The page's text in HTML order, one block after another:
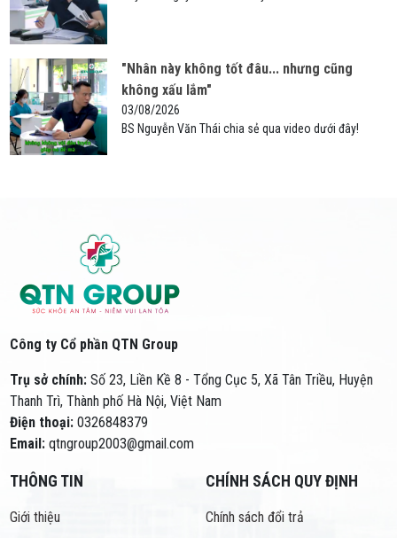
"Nhân này không tốt đâu... nhưng cũng
không xấu lắm"
03/08/2026
BS Nguyễn Văn Thái chia sẻ qua video dưới đây!
Công ty Cổ phần QTN Group
Trụ sở chính: Số 23, Liền Kề 8 - Tổng Cục 5, Xã Tân Triều, Huyện
Thanh Trì, Thành phố Hà Nội, Việt Nam
Điện thoại: 0326848379
Email: qtngroup2003@gmail.com
THÔNG TIN
Giới thiệu
CHÍNH SÁCH QUY ĐỊNH
Chính sách đổi trả